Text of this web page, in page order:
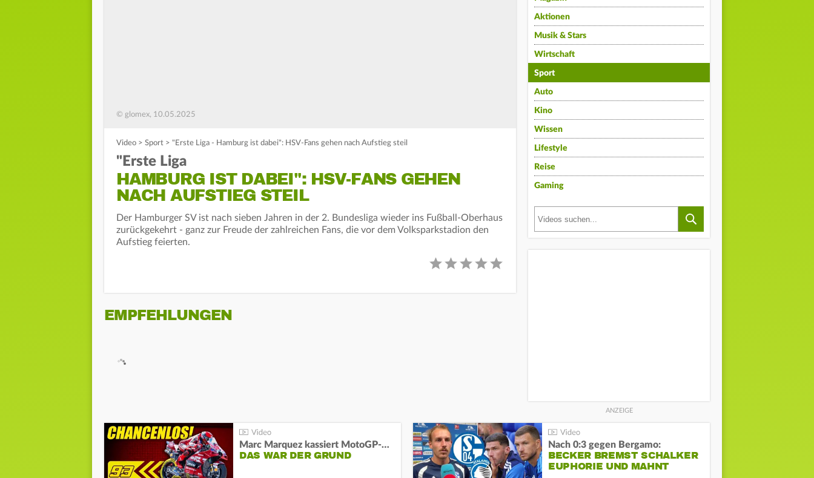
© glomex, 10.05.2025
Video > Sport > "Erste Liga - Hamburg ist dabei": HSV-Fans gehen nach Aufstieg steil
"Erste Liga
HAMBURG IST DABEI": HSV-FANS GEHEN
NACH AUFSTIEG STEIL
Der Hamburger SV ist nach sieben Jahren in der 2. Bundesliga wieder ins Fußball-Oberhaus
zurückgekehrt - ganz zur Freude der zahlreichen Fans, die vor dem Volksparkstadion den
Aufstieg feierten.
EMPFEHLUNGEN
Aktionen
Musik & Stars
Wirtschaft
Sport
Auto
Kino
Wissen
Lifestyle
Reise
Gaming
Marc Marquez kassiert MotoGP-Sprint-Schlappe:
DAS WAR DER GRUND
Nach 0:3 gegen Bergamo:
BECKER BREMST SCHALKER
EUPHORIE UND MAHNT